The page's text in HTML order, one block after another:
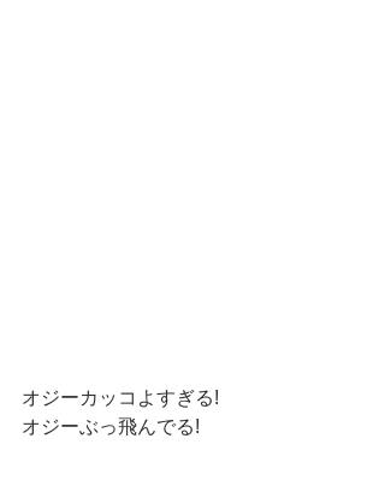
オジーカッコよすぎる!
オジーぶっ飛んでる!